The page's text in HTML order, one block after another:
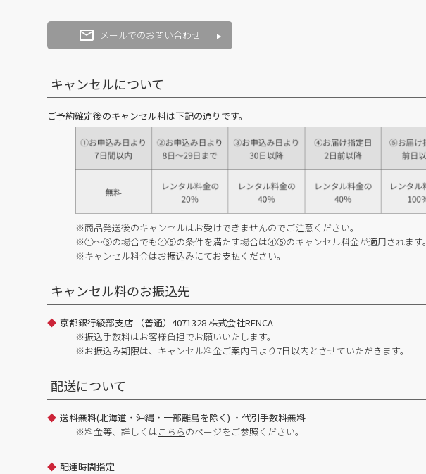
メールでのお問い合わせ
キャンセルについて
ご予約確定後のキャンセル料は下記の通りです。
※商品発送後のキャンセルはお受けできませんのでご注意ください。
※①～③の場合でも④⑤の条件を満たす場合は④⑤のキャンセル料金が適用されます。
※キャンセル料金はお振込みにてお支払ください。
キャンセル料のお振込先
京都銀行綾部支店 （普通）4071328 株式会社RENCA
※振込手数料はお客様負担でお願いいたします。
※お振込み期限は、キャンセル料金ご案内日より7日以内とさせていただきます。
配送について
送料無料(北海道・沖縄・一部離島を除く) ・代引手数料無料
※料金等、詳しくはこちらのページをご参照ください。
配達時間指定